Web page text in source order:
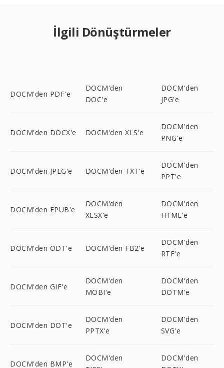
İlgili Dönüştürmeler
DOCM'den PDF'e
DOCM'den
DOC'e
DOCM'den
JPG'e
DOCM'den DOCX'e DOCM'den XLS'e
DOCM'den
PNG'e
DOCM'den JPEG'e DOCM'den TXT'e
DOCM'den
PPT'e
DOCM'den EPUB'e
DOCM'den
XLSX'e
DOCM'den
HTML'e
DOCM'den ODT'e DOCM'den FB2'e
DOCM'den
RTF'e
DOCM'den GIF'e
DOCM'den
MOBI'e
DOCM'den
DOTM'e
DOCM'den DOT'e
DOCM'den
PPTX'e
DOCM'den
SVG'e
DOCM'den BMP'e
DOCM'den
DOCM'den